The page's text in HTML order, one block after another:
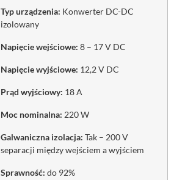
Typ urządzenia: Konwerter DC-DC
izolowany
Napięcie wejściowe: 8 – 17 V DC
Napięcie wyjściowe: 12,2 V DC
Prąd wyjściowy: 18 A
Moc nominalna: 220 W
Galwaniczna izolacja: Tak – 200 V
separacji między wejściem a wyjściem
Sprawność: do 92%